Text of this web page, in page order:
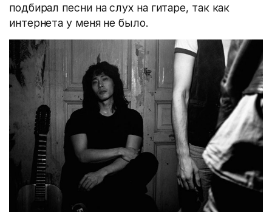
подбирал песни на слух на гитаре, так как
интернета у меня не было.